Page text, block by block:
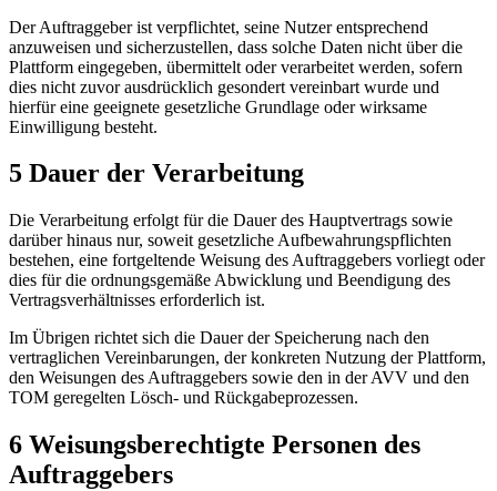
Der Auftraggeber ist verpflichtet, seine Nutzer entsprechend
anzuweisen und sicherzustellen, dass solche Daten nicht über die
Plattform eingegeben, übermittelt oder verarbeitet werden, sofern
dies nicht zuvor ausdrücklich gesondert vereinbart wurde und
hierfür eine geeignete gesetzliche Grundlage oder wirksame
Einwilligung besteht.
5 Dauer der Verarbeitung
Die Verarbeitung erfolgt für die Dauer des Hauptvertrags sowie
darüber hinaus nur, soweit gesetzliche Aufbewahrungspflichten
bestehen, eine fortgeltende Weisung des Auftraggebers vorliegt oder
dies für die ordnungsgemäße Abwicklung und Beendigung des
Vertragsverhältnisses erforderlich ist.
Im Übrigen richtet sich die Dauer der Speicherung nach den
vertraglichen Vereinbarungen, der konkreten Nutzung der Plattform,
den Weisungen des Auftraggebers sowie den in der AVV und den
TOM geregelten Lösch- und Rückgabeprozessen.
6 Weisungsberechtigte Personen des
Auftraggebers